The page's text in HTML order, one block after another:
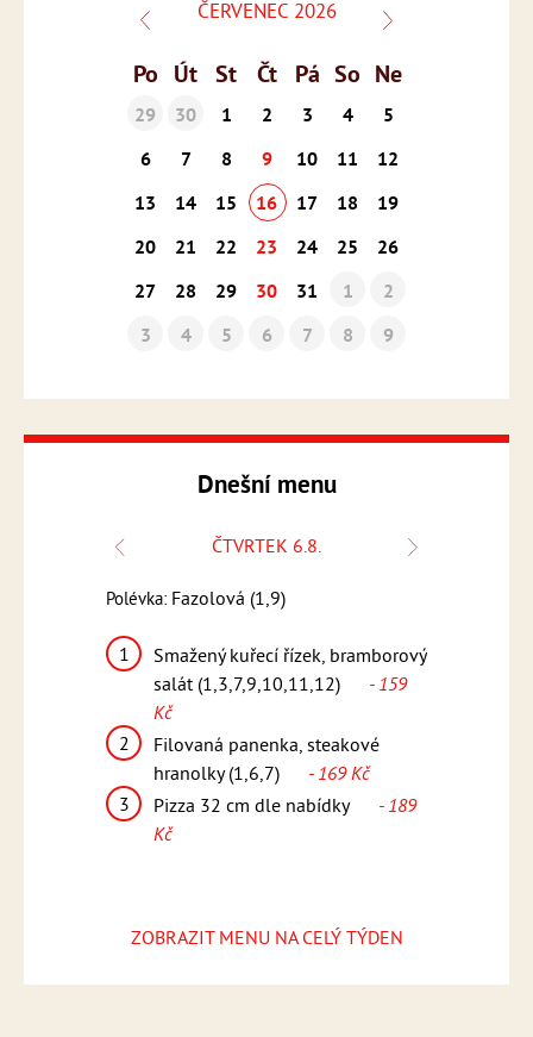
ČERVENEC 2026
Po Út St Čt Pá So Ne
29 30 1 2 3 4
5
6
7 8 9 10 11
12
13
14 15 16 17 18
19
20
21 22 23 24 25
26
27
28 29 30 31 1
2
3
4 5 6 7 8 9
Dnešní menu
ČTVRTEK 6.8.
Polévka: Fazolová (1,9)
1
Smažený kuřecí řízek, bramborový
salát (1,3,7,9,10,11,12)
- 159
Kč
2
Filovaná panenka, steakové
hranolky (1,6,7)
- 169 Kč
3
Pizza 32 cm dle nabídky
- 189
Kč
ZOBRAZIT MENU NA CELÝ TÝDEN